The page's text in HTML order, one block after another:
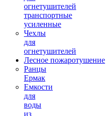
огнетушителей
транспортные
усиленные
Чехлы
для
огнетушителей
Лесное пожаротушение
Ранцы
Ермак
Емкости
для
воды
из